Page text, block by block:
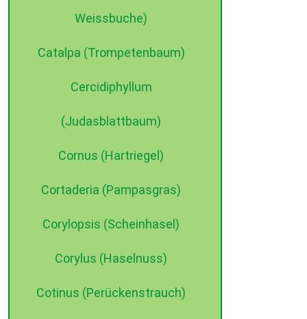
Weissbuche)
Catalpa (Trompetenbaum)
Cercidiphyllum
(Judasblattbaum)
Cornus (Hartriegel)
Cortaderia (Pampasgras)
Corylopsis (Scheinhasel)
Corylus (Haselnuss)
Cotinus (Perückenstrauch)